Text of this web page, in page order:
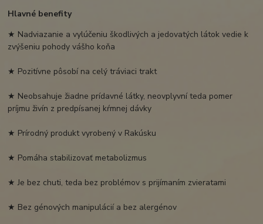
Hlavné benefity
★ Nadviazanie a vylúčeniu škodlivých a jedovatých látok vedie k
zvýšeniu pohody vášho koňa
★ Pozitívne pôsobí na celý tráviaci trakt
★ Neobsahuje žiadne prídavné látky, neovplyvní teda pomer
príjmu živín z predpísanej kŕmnej dávky
★ Prírodný produkt vyrobený v Rakúsku
★ Pomáha stabilizovať metabolizmus
★ Je bez chuti, teda bez problémov s prijímaním zvieratami
★ Bez génových manipulácií a bez alergénov